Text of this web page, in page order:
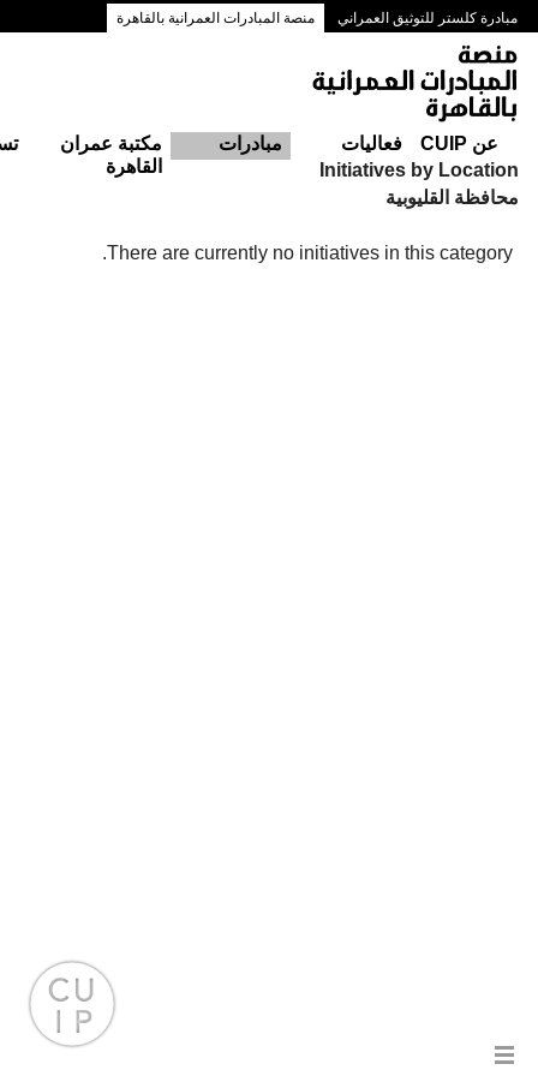
مبادرة كلستر للتوثيق العمراني منصة المبادرات العمرانية بالقاهرة
ممرات وسط البلد بالقاهرة
عن CUIP فعاليات مبادرات
مكتبة عمران
القاهرة
Initiatives by Location
محافظة القليوبية
There are currently no initiatives in this category.